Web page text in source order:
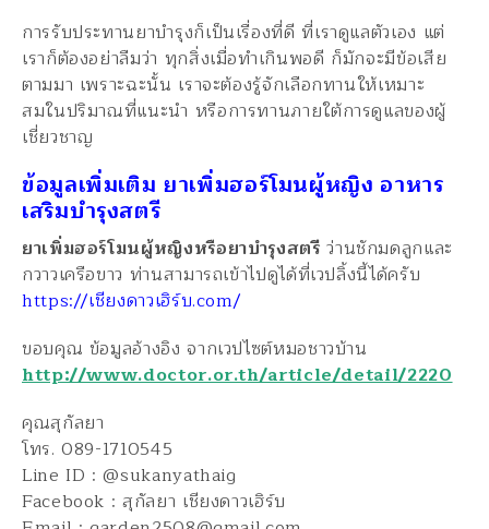
การรับประทานยาบำรุงก็เป็นเรื่องที่ดี ที่เราดูแลตัวเอง แต่
เราก็ต้องอย่าลืมว่า ทุกสิ่งเมื่อทำเกินพอดี ก็มักจะมีข้อเสีย
ตามมา เพราะฉะนั้น เราจะต้องรู้จักเลือกทานให้เหมาะ
สมในปริมาณที่แนะนำ หรือการทานภายใต้การดูแลของผู้
เชี่ยวชาญ
ข้อมูลเพิ่มเติม ยาเพิ่มฮอร์โมนผู้หญิง อาหาร
เสริมบำรุงสตรี
ยาเพิ่มฮอร์โมนผู้หญิงหรือยาบำรุงสตรี ว่านชักมดลูกและ
กวาวเครือขาว ท่านสามารถเข้าไปดูได้ที่เวปลิ้งนี้ได้ครับ
https://เชียงดาวเฮิร์บ.com/
ขอบคุณ ข้อมูลอ้างอิง จากเวปไซต์หมอชาวบ้าน
http://www.doctor.or.th/article/detail/2220
คุณสุกัลยา
โทร. 089-1710545
Line ID : @sukanyathaig
Facebook : สุกัลยา เชียงดาวเฮิร์บ